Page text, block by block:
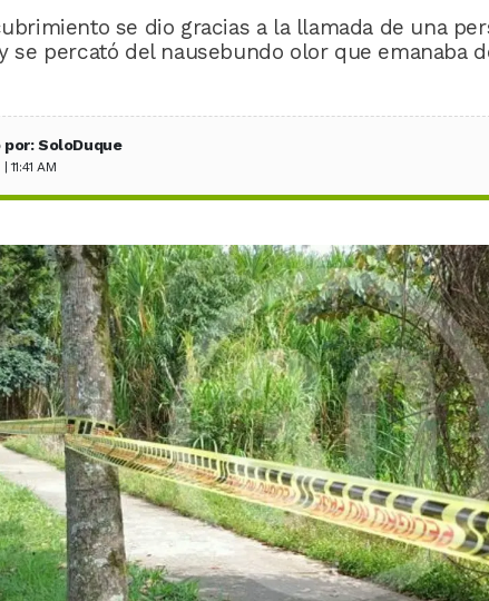
se dio gracias a la llamada de una
se percató del nausebundo olor que emanaba
por: SoloDuque
AM